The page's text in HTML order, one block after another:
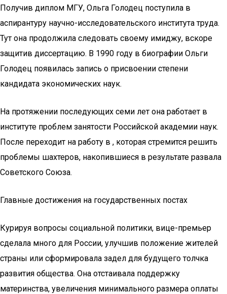
Получив диплом МГУ, Ольга Голодец поступила в
аспирантуру научно-исследовательского института труда.
Тут она продолжила следовать своему имиджу, вскоре
защитив диссертацию. В 1990 году в биографии Ольги
Голодец появилась запись о присвоении степени
кандидата экономических наук.
На протяжении последующих семи лет она работает в
институте проблем занятости Российской академии наук.
После переходит на работу в , которая стремится решить
проблемы шахтеров, накопившиеся в результате развала
Советского Союза.
Главные достижения на государственных постах
Курируя вопросы социальной политики, вице-премьер
сделала много для России, улучшив положение жителей
страны или сформировала задел для будущего толчка
развития общества. Она отстаивала поддержку
материнства, увеличения минимального размера оплаты